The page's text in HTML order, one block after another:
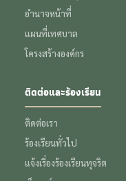
อำนาจหน้าที่
แผนที่เทศบาล
โครงสร้างองค์กร
ติดต่อและร้องเรียน
ติดต่อเรา
ร้องเรียนทั่วไป
แจ้งเรื่องร้องเรียนทุจริต